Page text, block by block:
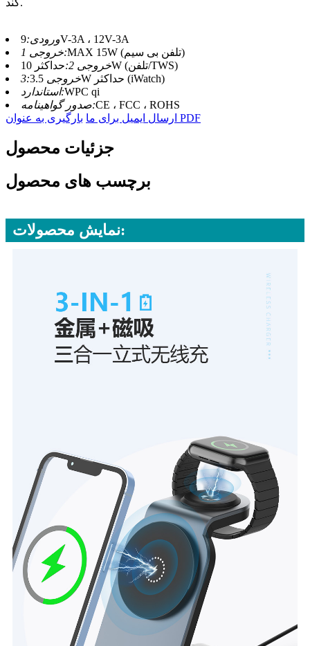
ورودی:9V-3A ، 12V-3A
خروجی 1:
MAX 15W (تلفن بی سیم)
خروجی 2:
حداکثر 10W (تلفن/TWS)
خروجی 3:
3.5W حداکثر (iWatch)
استاندارد:WPC qi
صدور گواهینامه:CE ، FCC ، ROHS
ارسال ایمیل برای ما بارگیری به عنوان PDF
جزئیات محصول
برچسب های محصول
نمایش محصولات: